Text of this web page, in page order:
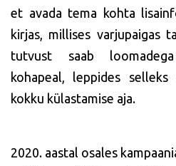
et avada tema kohta
kirjas, millises varjupaigas
tutvust saab
kohapeal, leppides selleks
kokku külastamise aja.
2020. aastal osales